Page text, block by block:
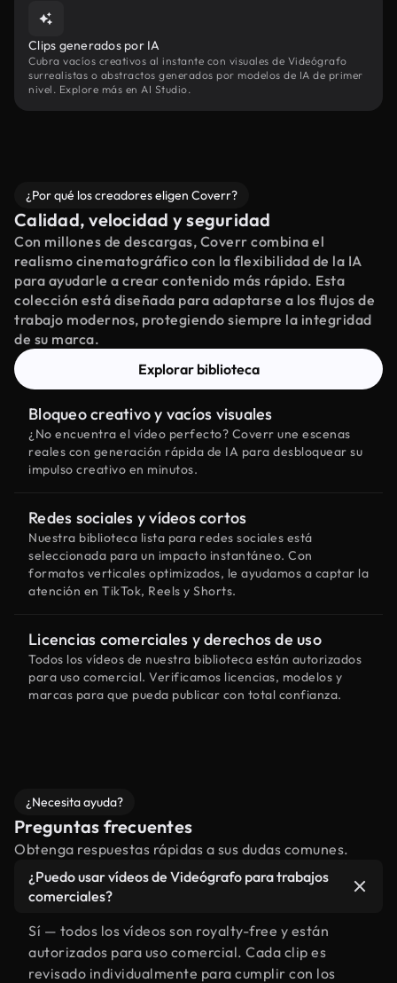
Clips generados por IA
Cubra vacíos creativos al instante con visuales de Videógrafo
surrealistas o abstractos generados por modelos de IA de primer
nivel. Explore más en AI Studio.
¿Por qué los creadores eligen Coverr?
Calidad, velocidad y seguridad
Con millones de descargas, Coverr combina el
realismo cinematográfico con la flexibilidad de la IA
para ayudarle a crear contenido más rápido. Esta
colección está diseñada para adaptarse a los flujos de
trabajo modernos, protegiendo siempre la integridad
de su marca.
Explorar biblioteca
Bloqueo creativo y vacíos visuales
¿No encuentra el vídeo perfecto? Coverr une escenas
reales con generación rápida de IA para desbloquear su
impulso creativo en minutos.
Redes sociales y vídeos cortos
Nuestra biblioteca lista para redes sociales está
seleccionada para un impacto instantáneo. Con
formatos verticales optimizados, le ayudamos a captar la
atención en TikTok, Reels y Shorts.
Licencias comerciales y derechos de uso
Todos los vídeos de nuestra biblioteca están autorizados
para uso comercial. Verificamos licencias, modelos y
marcas para que pueda publicar con total confianza.
¿Necesita ayuda?
Preguntas frecuentes
Obtenga respuestas rápidas a sus dudas comunes.
¿Puedo usar vídeos de Videógrafo para trabajos
comerciales?
Sí — todos los vídeos son royalty-free y están
autorizados para uso comercial. Cada clip es
revisado individualmente para cumplir con los